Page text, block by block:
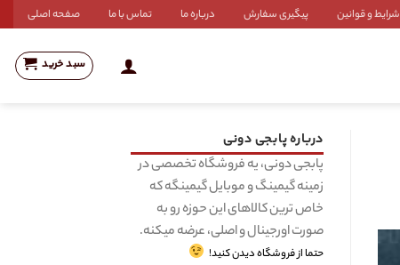
شرایط و قوانین پیگیری سفارش درباره ما تماس با ما صفحه اصلی
سبد خرید
درباره پابجی دونی
پابجی دونی، یه فروشگاه تخصصی در
زمینه گیمینگ و موبایل گیمینگه که
خاص ترین کالاهای این حوزه رو به
صورت اورجینال و اصلی، عرضه میکنه.
حتما از فروشگاه دیدن کنید!